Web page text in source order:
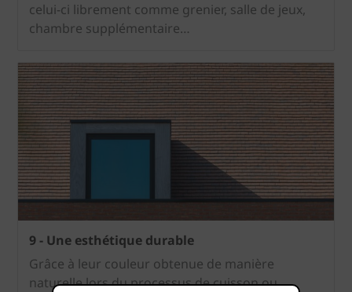
celui-ci librement comme grenier, salle de jeux,
chambre supplémentaire…
9 - Une esthétique durable
Grâce à leur couleur obtenue de manière
naturelle lors du processus de cuisson ou